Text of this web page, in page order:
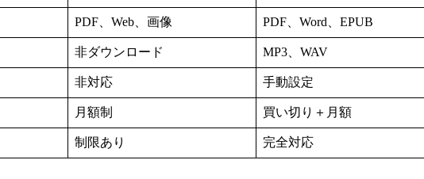
PDF、Web、画像 PDF、Word、EPUB
非ダウンロード MP3、WAV
非対応 手動設定
月額制 買い切り＋月額
制限あり 完全対応